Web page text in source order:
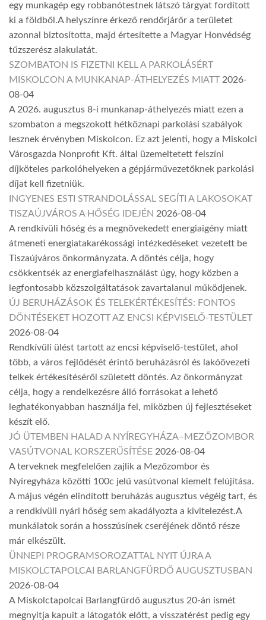
egy munkagép egy robbanótestnek látszó tárgyat fordított
ki a földből.A helyszínre érkező rendőrjárőr a területet
azonnal biztosította, majd értesítette a Magyar Honvédség
tűzszerész alakulatát.
SZOMBATON IS FIZETNI KELL A PARKOLÁSÉRT
MISKOLCON A MUNKANAP-ÁTHELYEZÉS MIATT 2026-
08-04
A 2026. augusztus 8-i munkanap-áthelyezés miatt ezen a
szombaton a megszokott hétköznapi parkolási szabályok
lesznek érvényben Miskolcon. Ez azt jelenti, hogy a Miskolci
Városgazda Nonprofit Kft. által üzemeltetett felszíni
díjköteles parkolóhelyeken a gépjárművezetőknek parkolási
díjat kell fizetniük.
INGYENES ESTI STRANDOLÁSSAL SEGÍTI A LAKOSOKAT
TISZAÚJVÁROS A HŐSÉG IDEJÉN 2026-08-04
A rendkívüli hőség és a megnövekedett energiaigény miatt
átmeneti energiatakarékossági intézkedéseket vezetett be
Tiszaújváros önkormányzata. A döntés célja, hogy
csökkentsék az energiafelhasználást úgy, hogy közben a
legfontosabb közszolgáltatások zavartalanul működjenek.
ÚJ BERUHÁZÁSOK ÉS TELEKÉRTÉKESÍTÉS: FONTOS
DÖNTÉSEKET HOZOTT AZ ENCSI KÉPVISELŐ-TESTÜLET
2026-08-04
Rendkívüli ülést tartott az encsi képviselő-testület, ahol
több, a város fejlődését érintő beruházásról és lakóövezeti
telkek értékesítéséről született döntés. Az önkormányzat
célja, hogy a rendelkezésre álló forrásokat a lehető
leghatékonyabban használja fel, miközben új fejlesztéseket
készít elő.
JÓ ÜTEMBEN HALAD A NYÍREGYHÁZA–MEZŐZOMBOR
VASÚTVONAL KORSZERŰSÍTÉSE 2026-08-04
A terveknek megfelelően zajlik a Mezőzombor és
Nyíregyháza közötti 100c jelű vasútvonal kiemelt felújítása.
A május végén elindított beruházás augusztus végéig tart, és
a rendkívüli nyári hőség sem akadályozta a kivitelezést.A
munkálatok során a hosszúsínek cseréjének döntő része
már elkészült.
ÜNNEPI PROGRAMSOROZATTAL NYIT ÚJRA A
MISKOLCTAPOLCAI BARLANGFÜRDŐ AUGUSZTUSBAN
2026-08-04
A Miskolctapolcai Barlangfürdő augusztus 20-án ismét
megnyitja kapuit a látogatók előtt, a visszatérést pedig egy